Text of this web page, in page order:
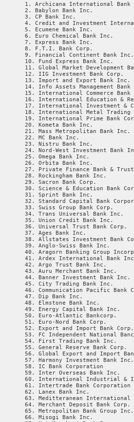
1. Archicana International Bank
       2. Babylon Bank Inc.
       3. CP Bank Inc.
4. Credit and Investment
       5. Ecumene Bank Inc.
       6. Euro Chemical Bank Inc.
       7. Express Bank Inc.
       8. F.T.I. Bank Corp.
       9. Financial Continent Bank Inc.
       10. Fund Express Bank Inc.
11. Global Market Development
       12. IIG Investment Bank Corp.
       13. Import and Export Bank Inc.
14. Info Assets Management Bank
15. International Commerce Bank
16. International Education &
17. International Investment &
18. International Metal Trading
19. International Prime Bank
       20. Kometa Bank Inc.
       21. Mass Metropolitan Bank Inc.
       22. MC Bank Inc.
       23. Nistru Bank Inc.
24. Nord-West Investment Bank
       25. Omega Bank Inc.
       26. Orbita Bank Inc.
27. Private Finance Bank & Trust
       28. Rockingham Bank Inc.
       29. Sacron Bank Corp.
30. Science & Education Bank
       31. Sprint Bank Inc.
32. Standard Capital Bank
       33. Swiss Group Bank Corp.
       34. Trans Universal Bank Inc.
       35. Union Credit Bank Inc.
       36. Universal Trust Bank Corp.
       37. Ages Bank Inc.
38. Allstates Investment Bank
       39. Anglo-Swiss Bank Inc.
40. Aragorn Banking Group
41. Ardex International Bank
       42. Argo Trust Bank Inc.
       43. Auru Merchant Bank Inc.
       44. Banner Investment Bank Inc.
       45. City Trading Bank Inc.
46. Communication Pacific Bank
       47. Dip Bank Inc.
       48. Elmstone Bank Inc.
       49. Energy Capital Bank Inc.
       50. Euro-Atlantic Bankcorp.
       51. Euro-Nord Bank Corp.
       52. Export and Import Bank Corp.
53. FC Independent National
       54. First Trading Bank Inc.
       55. General Reserve Bank Corp.
56. Global Export and Import
       57. Harmony Investment Bank Inc.
       58. IC Bank Corporation
       59. Inter Overseas Bank Inc.
60. International Industrial &
       61. Intertrade Bank Corporation
       62. Lanex Bank Inc.
63. Meditteranean International
       64. Merchant Deposit Bank Corp.
       65. Metropolitan Bank Group Inc.
       66. Misogi Bank Inc.